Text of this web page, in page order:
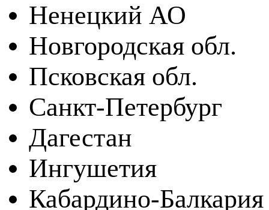
Ненецкий АО
Новгородская обл.
Псковская обл.
Санкт-Петербург
Дагестан
Ингушетия
Кабардино-Балкария